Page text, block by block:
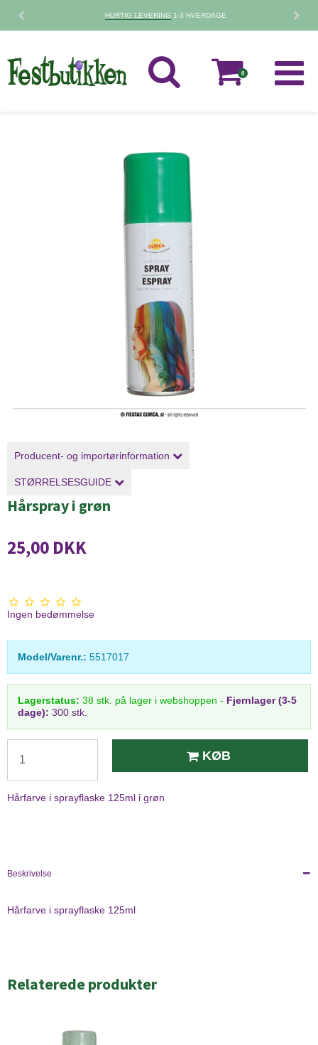
30 DAGESFORTRYDELSESRET
0
Producent- og importørinformation
STØRRELSESGUIDE
Hårspray i grøn
25,00 DKK
Ingen bedømmelse
Model/Varenr.: 5517017
Lagerstatus: 38 stk. på lager i webshoppen - Fjernlager (3-5
dage): 300 stk.
KØB
Hårfarve i sprayflaske 125ml i grøn
Beskrivelse
Hårfarve i sprayflaske 125ml
Relaterede produkter